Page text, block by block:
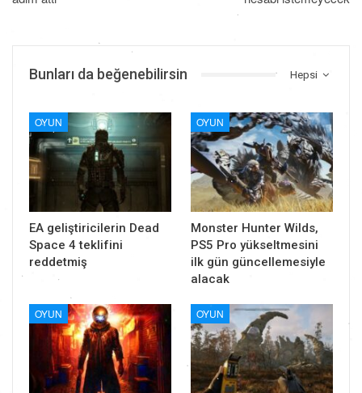
Hepsi
Bunları da beğenebilirsin
OYUN
EA geliştiricilerin Dead
Space 4 teklifini
reddetmiş
OYUN
Monster Hunter Wilds,
PS5 Pro yükseltmesini
ilk gün güncellemesiyle
alacak
OYUN OYUN